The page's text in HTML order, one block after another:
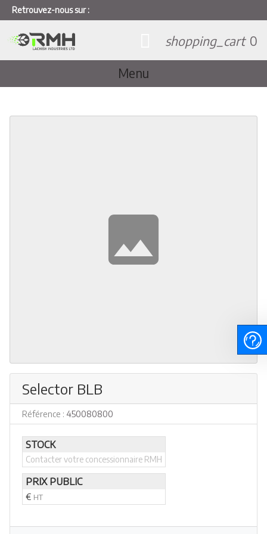
Retrouvez-nous sur :
Menu
shopping_cart 0
Selector BLB
Référence : 450080800
STOCK
Contacter votre concessionnaire RMH
PRIX PUBLIC
€ HT